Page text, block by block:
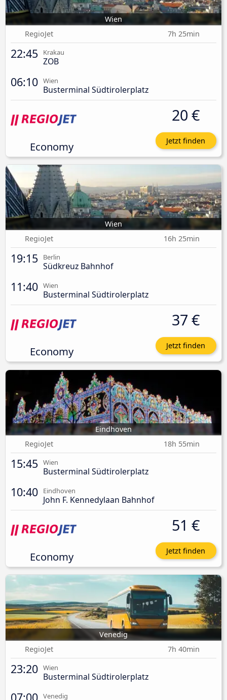
Wien
RegioJet
7h 25min
22:45 Krakau
ZOB
06:10 Wien
Busterminal Südtirolerplatz
Economy
20 €
Jetzt finden
Wien
RegioJet
16h 25min
19:15 Berlin
Südkreuz Bahnhof
11:40 Wien
Busterminal Südtirolerplatz
Economy
37 €
Jetzt finden
Eindhoven
RegioJet
18h 55min
15:45 Wien
Busterminal Südtirolerplatz
10:40 Eindhoven
John F. Kennedylaan Bahnhof
Economy
51 €
Jetzt finden
Venedig
RegioJet
7h 40min
23:20 Wien
Busterminal Südtirolerplatz
07:00 Venedig